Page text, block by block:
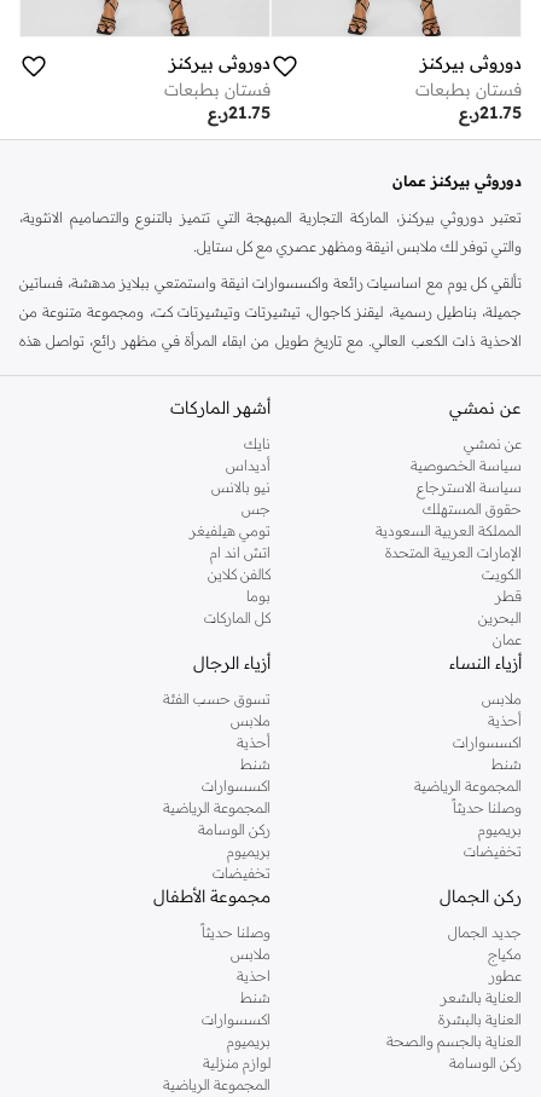
دوروثي بيركنز
فستان بطبعات
ر.ع21.75
دوروثي بيركنز
فستان بطبعات
ر.ع21.75
دوروثي بيركنز عمان
تعتبر دوروثي بيركنز، الماركة التجارية المبهجة التي تتميز بالتنوع والتصاميم الانثوية،
والتي توفر لك ملابس انيقة ومظهر عصري مع كل ستايل.
تألقي كل يوم مع اساسيات رائعة واكسسوارات انيقة واستمتعي ببلايز مدهشة، فساتين
جميلة، بناطيل رسمية، ليقنز كاجوال، تيشيرتات وتيشيرتات كت، ومجموعة متنوعة من
الاحذية ذات الكعب العالي. مع تاريخ طويل من ابقاء المرأة في مظهر رائع، تواصل هذه
كنت تقومين بتجديد خزانة ملابسك الملائمة للعمل، البحث عن فستان مثالي للحفلات او
اليه.
تسوقي دوروثي بيركنز اون لاين مسقط
تسوقي دوروثي بيركنز اون لاين من نمشي واستمتعي باكثر من الف ستايل من مجموعة
دوروثي بيركنز الشهيرة. تصفحي المجموعة كاملة في متجر دوروثي بيركنز اون لاين او
استخدمي القائمة لتحديد تجربة تسوق دوروثي بيركنز اون لاين. خدمة التوصيل السريعة
والدعم الاستثنائي يضمن لك تجربة تسوق ممتعة دائما مع نمشي.
عن نمشي
عن نمشي
سياسة الخصوصية
سياسة الاسترجاع
حقوق المستهلك
المملكة العربية السعودية
الإمارات العربية المتحدة
الكويت
قطر
البحرين
عمان
أشهر الماركات
نايك
أديداس
نيو بالانس
جس
تومي هيلفيغر
اتش اند ام
كالفن كلاين
بوما
كل الماركات
أزياء النساء
ملابس
أحذية
اكسسوارات
شنط
المجموعة الرياضية
وصلنا حديثاً
بريميوم
تخفيضات
أزياء الرجال
تسوق حسب الفئة
ملابس
أحذية
شنط
اكسسوارات
المجموعة الرياضية
ركن الوسامة
بريميوم
تخفيضات
ركن الجمال
جديد الجمال
مكياج
عطور
العناية بالشعر
العناية بالبشرة
العناية بالجسم والصحة
ركن الوسامة
مجموعة الأطفال
وصلنا حديثاً
ملابس
احذية
شنط
اكسسوارات
بريميوم
لوازم منزلية
المجموعة الرياضية